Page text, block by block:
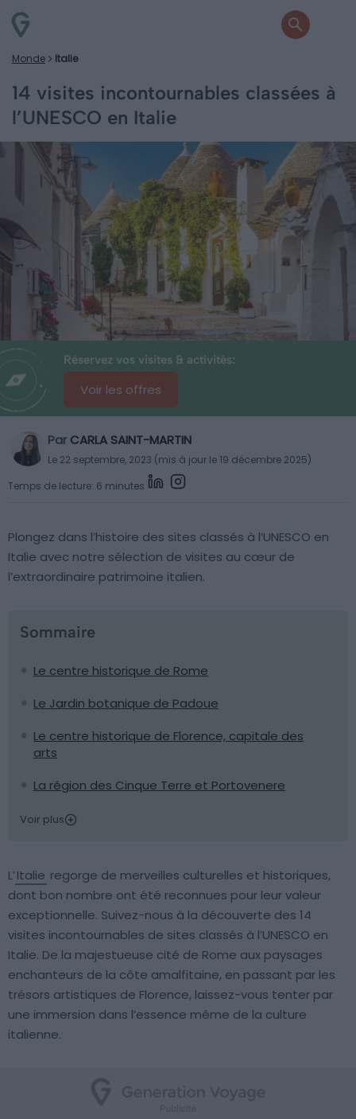
Monde Italie
14 visites incontournables classées à
l’UNESCO en Italie
Réservez vos visites & activités:
Voir les offres
Par CARLA SAINT-MARTIN
Le 22 septembre, 2023 (mis à jour le 19 décembre 2025)
Temps de lecture: 6 minutes
Plongez dans l’histoire des sites classés à l’UNESCO en
Italie avec notre sélection de visites au cœur de
l’extraordinaire patrimoine italien.
Sommaire
Le centre historique de Rome
Le Jardin botanique de Padoue
Le centre historique de Florence, capitale des
arts
La région des Cinque Terre et Portovenere
Voir plus
L’Italie regorge de merveilles culturelles et historiques,
dont bon nombre ont été reconnues pour leur valeur
exceptionnelle. Suivez-nous à la découverte des 14
visites incontournables de sites classés à l’UNESCO en
Italie. De la majestueuse cité de Rome aux paysages
enchanteurs de la côte amalfitaine, en passant par les
trésors artistiques de Florence, laissez-vous tenter par
une immersion dans l’essence même de la culture
italienne.